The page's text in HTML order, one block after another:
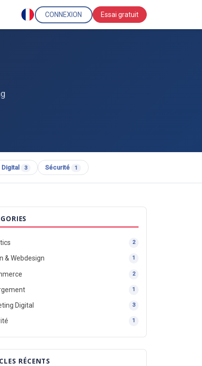
CONNEXION Essai gratuit
3 Sécurité 1
2
& Webdesign 1
2
1
Digital 3
1
RÉCENTS